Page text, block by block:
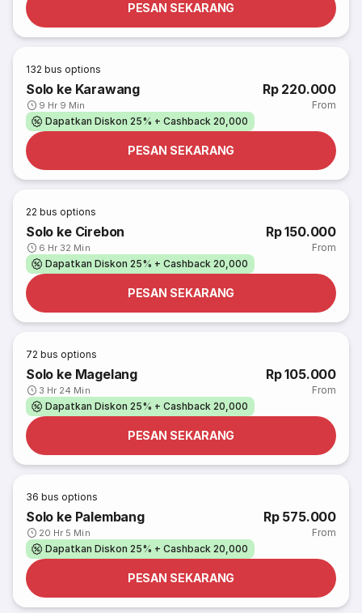
PESAN SEKARANG
132 bus options
Solo ke Karawang
9 Hr 9 Min
Rp 220.000
From
Dapatkan Diskon 25% + Cashback 20,000
PESAN SEKARANG
22 bus options
Solo ke Cirebon
6 Hr 32 Min
Rp 150.000
From
Dapatkan Diskon 25% + Cashback 20,000
PESAN SEKARANG
72 bus options
Solo ke Magelang
3 Hr 24 Min
Rp 105.000
From
Dapatkan Diskon 25% + Cashback 20,000
PESAN SEKARANG
36 bus options
Solo ke Palembang
20 Hr 5 Min
Rp 575.000
From
Dapatkan Diskon 25% + Cashback 20,000
PESAN SEKARANG